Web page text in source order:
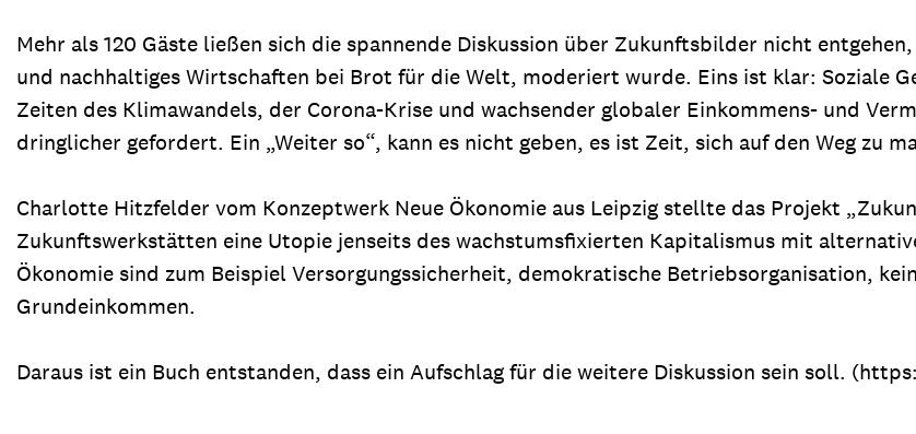
Mehr als 120 Gäste ließen sich die spannende Diskussion über Zukunftsbilder nicht
und nachhaltiges Wirtschaften bei Brot für die Welt, moderiert wurde. Eins ist klar: Soziale
Zeiten des Klimawandels, der Corona-Krise und wachsender globaler Einkommens- und
dringlicher gefordert. Ein „Weiter so“, kann es nicht geben, es ist Zeit, sich auf den Weg zu
Charlotte Hitzfelder vom Konzeptwerk Neue Ökonomie aus Leipzig stellte das Projekt
Zukunftswerkstätten eine Utopie jenseits des wachstumsfixierten Kapitalismus mit
Ökonomie sind zum Beispiel Versorgungssicherheit, demokratische Betriebsorganisation,
Grundeinkommen.
Daraus ist ein Buch entstanden, dass ein Aufschlag für die weitere Diskussion sein soll.